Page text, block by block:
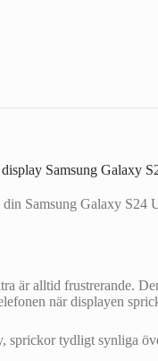
Samsung Galaxy
Samsung Galaxy
är alltid frustrerande.
när displayen